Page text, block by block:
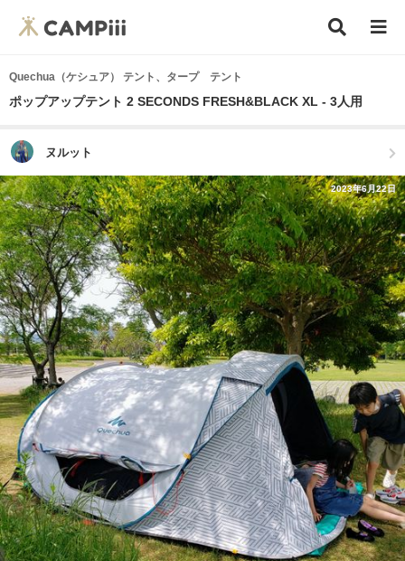
Quechua（ケシュア） テント、タープ テント
ポップアップテント 2 SECONDS FRESH&BLACK XL - 3人用
ヌルット
2023年6月22日